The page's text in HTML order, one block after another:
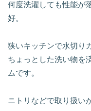
何度洗濯しても性能が
好。
狭いキッチンで水切り
ちょっとした洗い物を
ムです。
ニトリなどで取り扱い